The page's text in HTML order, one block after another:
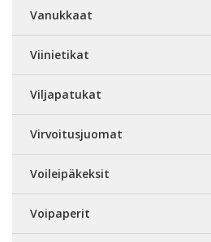
Vanukkaat
Viinietikat
Viljapatukat
Virvoitusjuomat
Voileipäkeksit
Voipaperit